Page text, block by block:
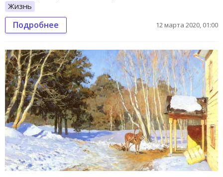
Жизнь
Подробнее 12 марта 2020, 01:00